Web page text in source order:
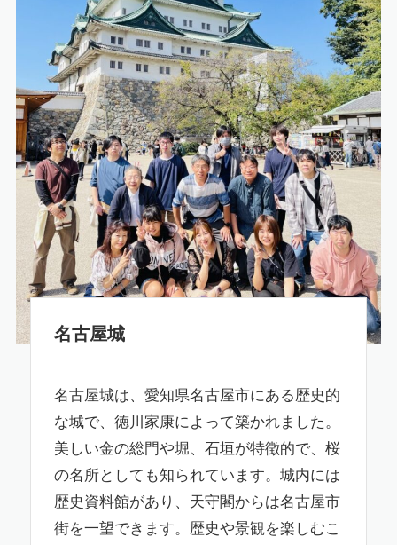
名古屋城
名古屋城は、愛知県名古屋市にある歴史的
な城で、徳川家康によって築かれました。
美しい金の総門や堀、石垣が特徴的で、桜
の名所としても知られています。城内には
歴史資料館があり、天守閣からは名古屋市
街を一望できます。歴史や景観を楽しむこ